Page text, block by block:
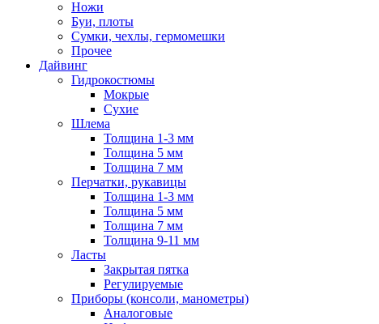
Ножи
Буи, плоты
Сумки, чехлы, гермомешки
Прочее
Дайвинг
Гидрокостюмы
Мокрые
Сухие
Шлема
Толщина 1-3 мм
Толщина 5 мм
Толщина 7 мм
Перчатки, рукавицы
Толщина 1-3 мм
Толщина 5 мм
Толщина 7 мм
Толщина 9-11 мм
Ласты
Закрытая пятка
Регулируемые
Приборы (консоли, манометры)
Аналоговые